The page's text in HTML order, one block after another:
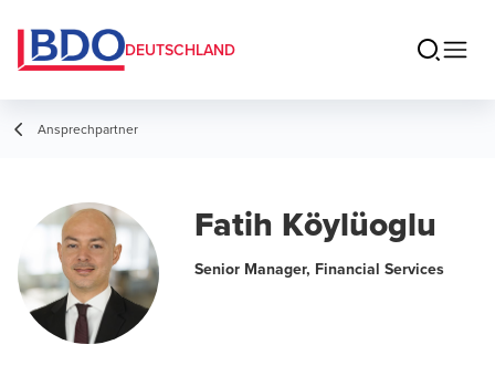
DEUTSCHLAND
Ansprechpartner
Fatih Köylüoglu
Senior Manager, Financial Services